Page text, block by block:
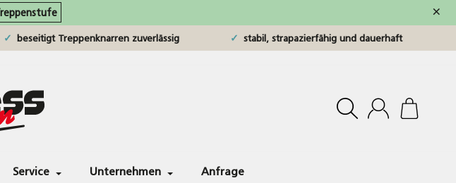
×
beseitigt Treppenknarren zuverlässig stabil, strapazierfähig und dauerhaft
Service Unternehmen Anfrage